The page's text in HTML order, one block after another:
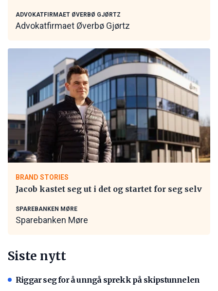
ADVOKATFIRMAET ØVERBØ GJØRTZ
Advokatfirmaet Øverbø Gjørtz
BRAND STORIES
Jacob kastet seg ut i det og startet for seg selv
SPAREBANKEN MØRE
Sparebanken Møre
Siste nytt
Riggar seg for å unngå sprekk på skipstunnelen